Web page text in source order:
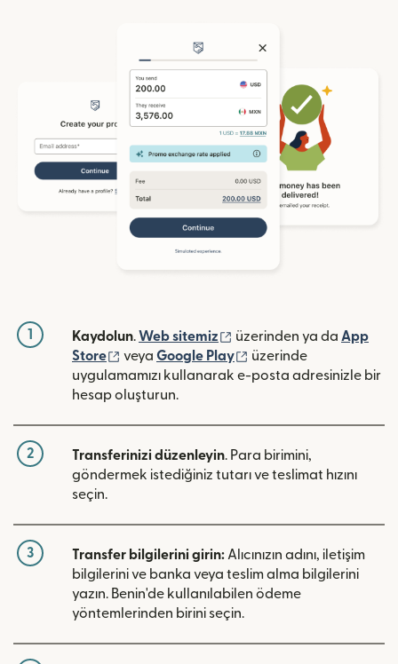
1 Kaydolun.Web sitemiz (yeni pencerede açılır)
üzerinden ya da App
Store
(yeni pencerede açılır)
veya Google Play (yeni pencerede açılır)
üzerinde
uygulamamızı kullanarak e-posta adresinizle bir
hesap oluşturun.
2 Transferinizi düzenleyin. Para birimini,
göndermek istediğiniz tutarı ve teslimat hızını
seçin.
3 Transfer bilgilerini girin:Alıcınızın adını, iletişim
bilgilerini ve banka veya teslim alma bilgilerini
yazın. Benin'de kullanılabilen ödeme
yöntemlerinden birini seçin.